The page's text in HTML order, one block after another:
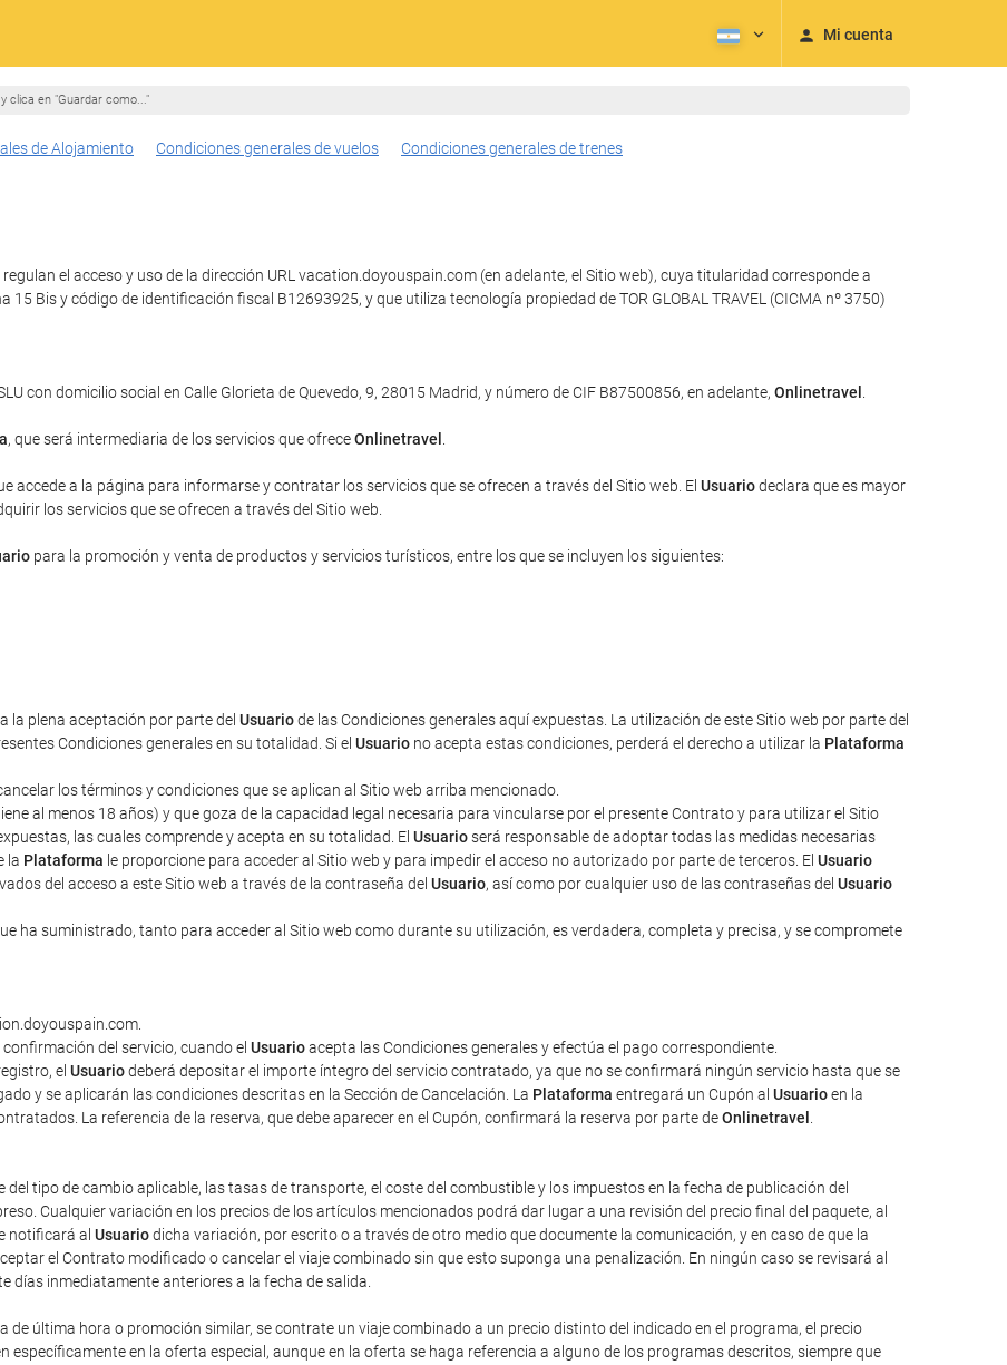
Mi cuenta
clica en "Guardar como..."
de Alojamiento Condiciones generales de vuelos Condiciones generales de trenes
el acceso y uso de la dirección URL vacation.doyouspain.com (en adelante, el Sitio web), cuya titularidad corresponde a
Bis y código de identificación fiscal B12693925, y que utiliza tecnología propiedad de TOR GLOBAL TRAVEL (CICMA nº 3750)
con domicilio social en Calle Glorieta de Quevedo, 9, 28015 Madrid, y número de CIF B87500856, en adelante, Onlinetravel
, que será intermediaria de los servicios que ofreceOnlinetravel
accede a la página para informarse y contratar los servicios que se ofrecen a través del Sitio web. El Usuariodeclara que es mayor
los servicios que se ofrecen a través del Sitio web.
para la promoción y venta de productos y servicios turísticos, entre los que se incluyen los siguientes:
la plena aceptación por parte del Usuariode las Condiciones generales aquí expuestas. La utilización de este Sitio web por parte del
Condiciones generales en su totalidad. Si el Usuario no acepta estas condiciones, perderá el derecho a utilizar la Plataforma
los términos y condiciones que se aplican al Sitio web arriba mencionado.
al menos 18 años) y que goza de la capacidad legal necesaria para vincularse por el presente Contrato y para utilizar el Sitio
las cuales comprende y acepta en su totalidad. El Usuarioserá responsable de adoptar todas las medidas necesarias
la Plataforma le proporcione para acceder al Sitio web y para impedir el acceso no autorizado por parte de terceros. El Usuario
del acceso a este Sitio web a través de la contraseña del Usuario, así como por cualquier uso de las contraseñas del Usuario
ha suministrado, tanto para acceder al Sitio web como durante su utilización, es verdadera, completa y precisa, y se compromete
del servicio, cuando el Usuarioacepta las Condiciones generales y efectúa el pago correspondiente.
el Usuariodeberá depositar el importe íntegro del servicio contratado, ya que no se confirmará ningún servicio hasta que se
y se aplicarán las condiciones descritas en la Sección de Cancelación. La Plataforma entregará un Cupón al Usuarioen la
La referencia de la reserva, que debe aparecer en el Cupón, confirmará la reserva por parte deOnlinetravel
tipo de cambio aplicable, las tasas de transporte, el coste del combustible y los impuestos en la fecha de publicación del
Cualquier variación en los precios de los artículos mencionados podrá dar lugar a una revisión del precio final del paquete, al
notificará al Usuariodicha variación, por escrito o a través de otro medio que documente la comunicación, y en caso de que la
el Contrato modificado o cancelar el viaje combinado sin que esto suponga una penalización. En ningún caso se revisará al
días inmediatamente anteriores a la fecha de salida.
de última hora o promoción similar, se contrate un viaje combinado a un precio distinto del indicado en el programa, el precio
específicamente en la oferta especial, aunque en la oferta se haga referencia a alguno de los programas descritos, siempre que